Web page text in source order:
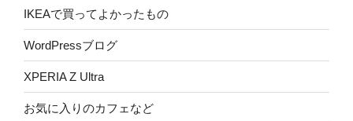
IKEAで買ってよかったもの
WordPressブログ
XPERIA Z Ultra
お気に入りのカフェなど